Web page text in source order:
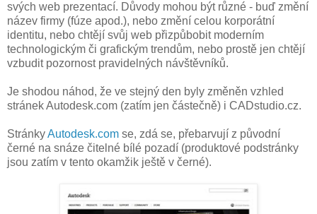
svých web prezentací. Důvody mohou být různé - buď změní
název firmy (fúze apod.), nebo změní celou korporátní
identitu, nebo chtějí svůj web přizpůbobit moderním
technologickým či grafickým trendům, nebo prostě jen chtějí
vzbudit pozornost pravidelných návštěvníků.
Je shodou náhod, že ve stejný den byly změněn vzhled
stránek Autodesk.com (zatím jen částečně) i CADstudio.cz.
StránkyAutodesk.com se, zdá se, přebarvují z původní
černé na snáze čitelné bílé pozadí (produktové podstránky
jsou zatím v tento okamžik ještě v černé).